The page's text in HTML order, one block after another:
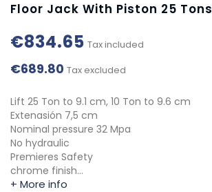
Floor Jack With Piston 25 Tons
€834.65 Tax included
€689.80 Tax excluded
Lift 25 Ton to 9.1 cm, 10 Ton to 9.6 cm
Extenasión 7,5 cm
Nominal pressure 32 Mpa
No hydraulic
Premieres Safety
chrome finish…
+ More info